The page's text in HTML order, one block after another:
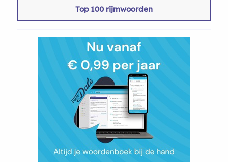
Top 100 rijmwoorden